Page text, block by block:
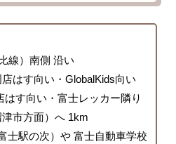
線）南側 沿い
はす向い・GlobalKids向い
はす向い・富士レッカー隣り
市方面）へ 1km
士駅の次）や 富士自動車学校